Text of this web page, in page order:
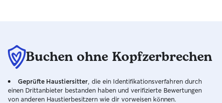
kann. Mir ist es sehr wichtig, dass sich
jedes Haustier sicher, geborgen und
verantwortungsvoll mit Tieren um und
schaffe eine vertrauensvolle, entspannte
Buchen ohne Kopfzerbrechen
Geprüfte Haustiersitter , die ein Identifikationsverfahren durch
einen Drittanbieter bestanden haben und verifizierte Bewertungen
von anderen Haustierbesitzern wie dir vorweisen können.